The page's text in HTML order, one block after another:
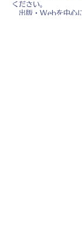
ください。
出版・Webを中心